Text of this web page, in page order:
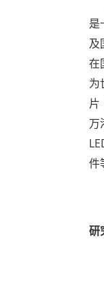
是
及
在
为
片
万
件
研